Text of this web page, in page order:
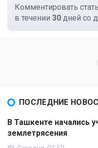
Комментировать
в течении 30 дней со
ПОСЛЕДНИЕ
В Ташкенте начались
землетрясения